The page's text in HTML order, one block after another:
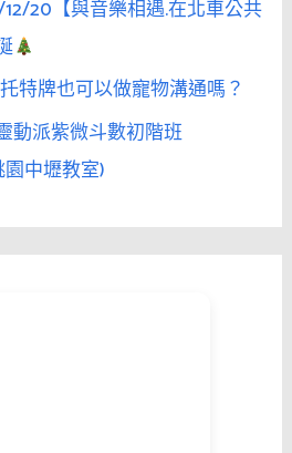
20【與音樂相遇.在北車公共
特牌也可以做寵物溝通嗎？
動派紫微斗數初階班
園中壢教室)